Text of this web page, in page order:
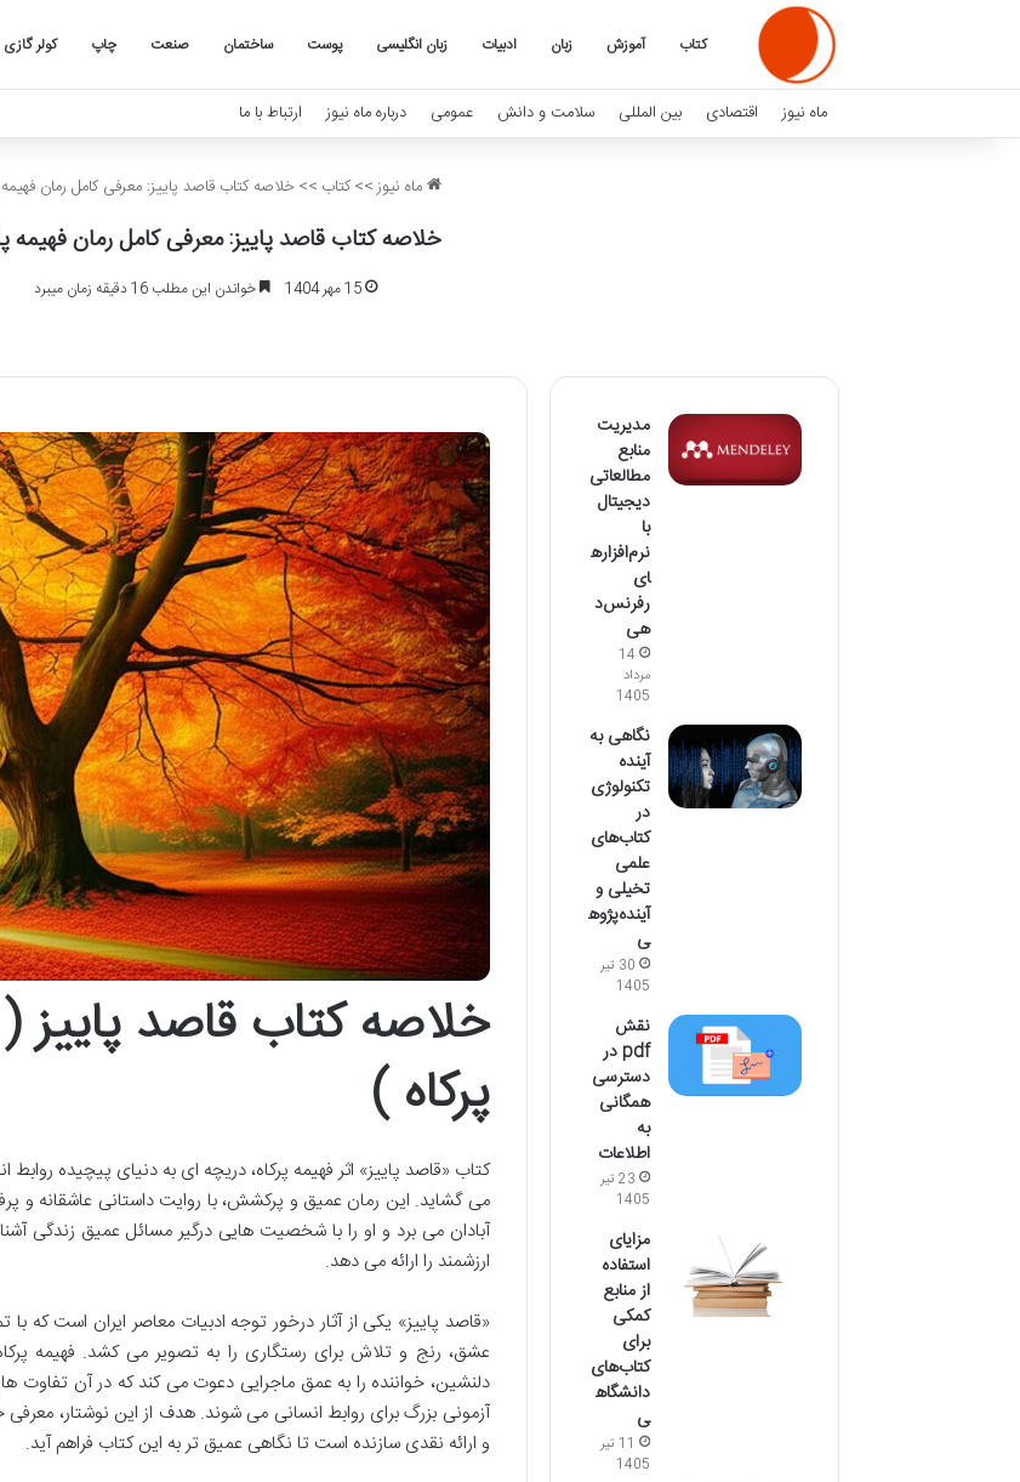
کتاب آموزش زبان ادبیات زبان انگلیسی پوست ساختمان صنعت چاپ کولر گازی
ماه نیوز اقتصادی بین المللی سلامت و دانش عمومی درباره ماه نیوز ارتباط با ما
ماه نیوز>> کتاب >> خلاصه کتاب قاصد پاییز: معرفی کامل رمان فهیمه
خلاصه کتاب قاصد پاییز: معرفی کامل رمان فهیمه
15 مهر 1404 خواندن این مطلب 16 دقیقه زمان میبرد
خلاصه کتاب قاصد پاییز
پرکاه )
کتاب «قاصد پاییز» اثر فهیمه پرکاه، دریچه ای به دنیای پیچیده
می گشاید. این رمان عمیق و پرکشش، با روایت داستانی عاشقانه و
آبادان می برد و او را با شخصیت هایی درگیر مسائل عمیق زندگی
ارزشمند را ارائه می دهد.
«قاصد پاییز» یکی از آثار درخور توجه ادبیات معاصر ایران است که
عشق، رنج و تلاش برای رستگاری را به تصویر می کشد. فهیمه
دلنشین، خواننده را به عمق ماجرایی دعوت می کند که در آن تفاوت
آزمونی بزرگ برای روابط انسانی می شوند. هدف از این نوشتار،
و ارائه نقدی سازنده است تا نگاهی عمیق تر به این کتاب فراهم آید.
مدیریت
منابع
مطالعاتی
دیجیتال
با
نرم‌افزاره
ای
رفرنس‌د
هی
14
مرداد
1405
نگاهی به
آینده
تکنولوژی
در
کتاب‌های
علمی
تخیلی و
آینده‌پژوه
ی
30 تیر
1405
نقش
pdf در
دسترسی
همگانی
به
اطلاعات
23 تیر
1405
مزایای
استفاده
از منابع
کمکی
برای
کتاب‌های
دانشگاه
ی
11 تیر
1405